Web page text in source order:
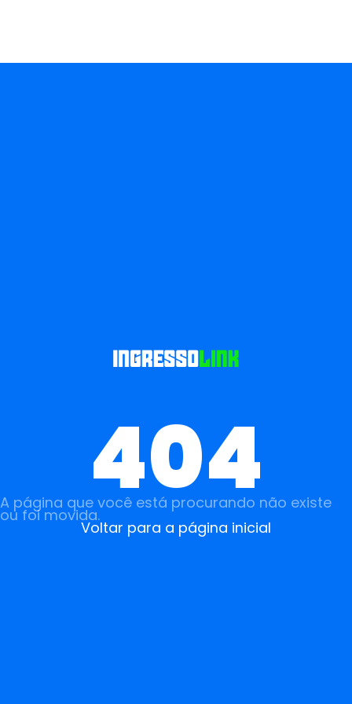
404
A página que você está procurando não existe
ou foi movida.
Voltar para a página inicial